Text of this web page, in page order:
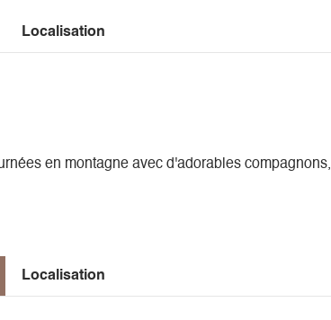
Localisation
en montagne avec d'adorables compagnons,
Localisation